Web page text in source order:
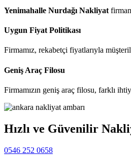
Yenimahalle Nurdağı Nakliyat
Uygun Fiyat Politikası
Firmamız, rekabetçi fiyatlarıyla
Geniş Araç Filosu
Firmamızın geniş araç filosu, farklı
Hızlı ve Güvenilir
0546 252 0658